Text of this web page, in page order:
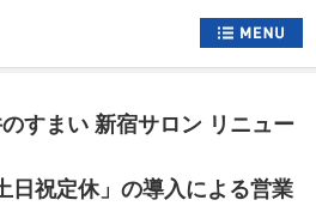
すまい 新宿サロン リニュー
日祝定休」の導入による営業